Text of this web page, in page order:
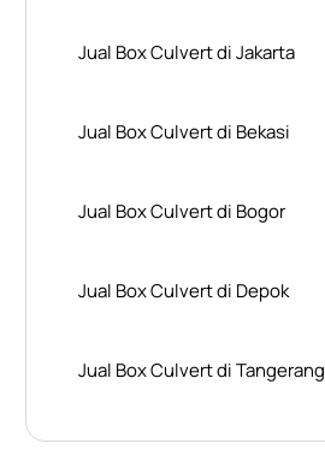
Jual Box Culvert di Jakarta
Jual Box Culvert di Bekasi
Jual Box Culvert di Bogor
Jual Box Culvert di Depok
Jual Box Culvert di Tangerang